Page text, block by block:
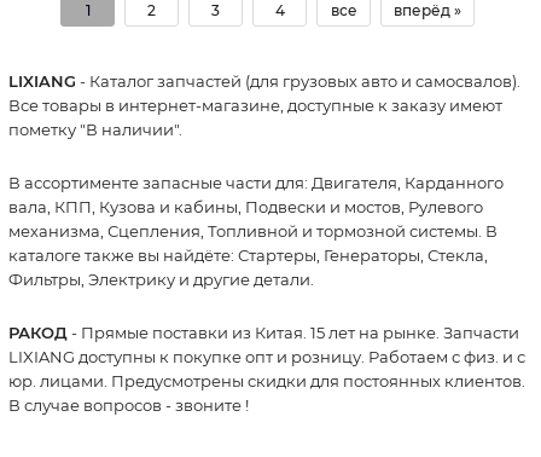
1 2 3 4 все вперёд »
LIXIANG - Каталог запчастей (для грузовых авто и самосвалов).
Все товары в интернет-магазине, доступные к заказу имеют
пометку "В наличии".
В ассортименте запасные части для: Двигателя, Карданного
вала, КПП, Кузова и кабины, Подвески и мостов, Рулевого
механизма, Сцепления, Топливной и тормозной системы. В
каталоге также вы найдёте: Стартеры, Генераторы, Стекла,
Фильтры, Электрику и другие детали.
РАКОД- Прямые поставки из Китая. 15 лет на рынке. Запчасти
LIXIANG доступны к покупке опт и розницу. Работаем с физ. и с
юр. лицами. Предусмотрены скидки для постоянных клиентов.
В случае вопросов - звоните !